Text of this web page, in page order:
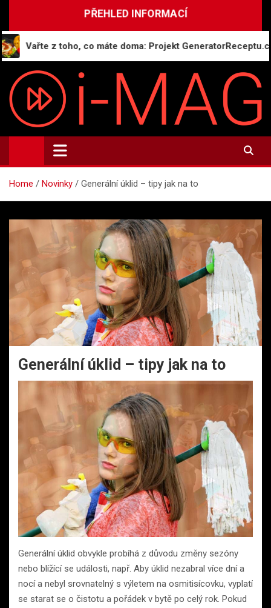
content
PŘEHLED INFORMACÍ
z toho, co máte doma: Projekt GeneratorReceptu.cz
i-MAG.CZ
Informační magazín | Public Relations
Home Novinky Generální úklid – tipy jak na to
Generální úklid – tipy jak na to
Generální úklid obvykle probíhá z důvodu změny sezóny
nebo blížící se události, např. Aby úklid nezabral více dní a
nocí a nebyl srovnatelný s výletem na osmitisícovku, vyplatí
se starat se o čistotu a pořádek v bytě po celý rok. Pokud